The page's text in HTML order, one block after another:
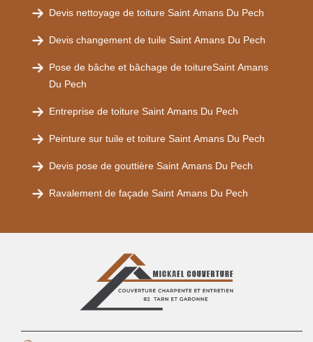
Devis nettoyage de toiture Saint Amans Du Pech
Devis changement de tuile Saint Amans Du Pech
Pose de bâche et bâchage de toitureSaint Amans
Du Pech
Entreprise de toiture Saint Amans Du Pech
Peinture sur tuile et toiture Saint Amans Du Pech
Devis pose de gouttière Saint Amans Du Pech
Ravalement de façade Saint Amans Du Pech